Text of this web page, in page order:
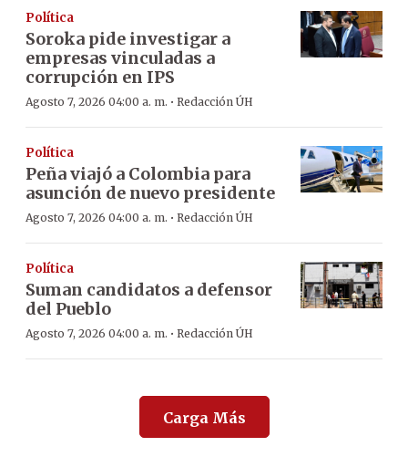
Política
Soroka pide investigar a
empresas vinculadas a
corrupción en IPS
Agosto 7, 2026 04:00 a. m. · Redacción ÚH
Política
Peña viajó a Colombia para
asunción de nuevo presidente
Agosto 7, 2026 04:00 a. m. · Redacción ÚH
Política
Suman candidatos a defensor
del Pueblo
Agosto 7, 2026 04:00 a. m. · Redacción ÚH
Carga Más